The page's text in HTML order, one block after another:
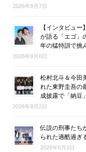
2026年8月7日
【インタビュ
が語る「エゴ」
年の猛特訓で挑
2026年8月6日
松村北斗＆今田
れた東野圭吾の
成披露で「納豆
2026年8月2日
伝説の刑事たち
られた過酷過ぎ
2026年8月2日